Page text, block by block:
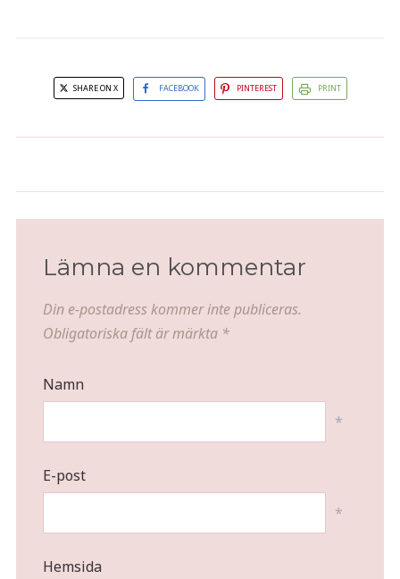
SHARE ON X FACEBOOK PINTEREST PRINT
Baconlindade dadlar
Lämna en kommentar
Din e-postadress kommer inte publiceras.
Obligatoriska fält är märkta *
Namn
*
E-post
*
Hemsida